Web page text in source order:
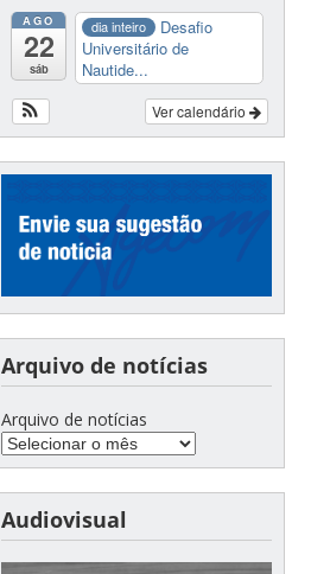
AGO
22
sáb
dia inteiro
Desafio
Universitário de
Nautide...
Ver calendário
Arquivo de notícias
Arquivo de notícias
Audiovisual